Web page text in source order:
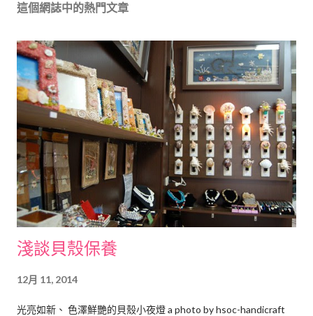
這個網誌中的熱門文章
淺談貝殼保養
12月 11, 2014
光亮如新、 色澤鮮艷的貝殼小夜燈 a photo by hsoc-handicraft